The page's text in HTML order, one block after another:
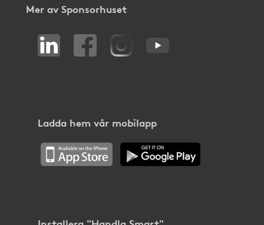
Mer av Sponsorhuset
Ladda hem vår mobilapp